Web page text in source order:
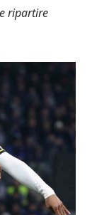
ripartire